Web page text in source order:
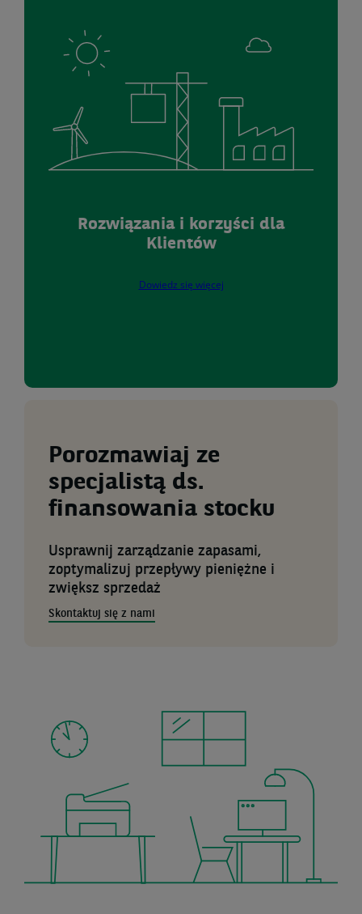
Rozwiązania i korzyści dla
Klientów
Dowiedz się więcej
Porozmawiaj ze
specjalistą ds.
finansowania stocku
Usprawnij zarządzanie zapasami,
zoptymalizuj przepływy pieniężne i
zwiększ sprzedaż
Skontaktuj się z nami